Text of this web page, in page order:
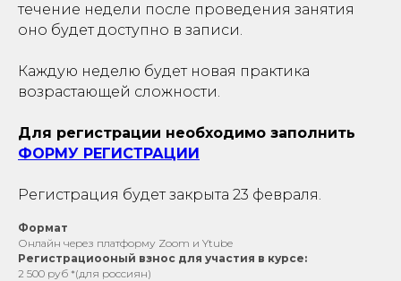
течение недели после проведения занятия
оно будет доступно в записи.
Каждую неделю будет новая практика
возрастающей сложности.
Для регистрации необходимо заполнить
ФОРМУ РЕГИСТРАЦИИ
Регистрация будет закрыта 23 февраля.
Формат
Онлайн через платформу Zoom и Ytube
Регистрациооный взнос для участия в курсе:
2 500 руб *(для россиян)